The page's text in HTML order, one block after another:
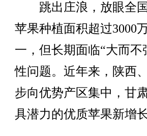
跳出庄浪，放眼全国
苹果种植面积超过3000
一，但长期面临“大而
性问题。近年来，陕西
步向优势产区集中，甘
具潜力的优质苹果新增长